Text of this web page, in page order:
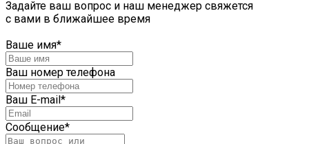
Задайте ваш вопрос и наш менеджер свяжется
с вами в ближайшее время
Ваше имя*
Ваш номер телефона
Ваш E-mail*
Сообщение*